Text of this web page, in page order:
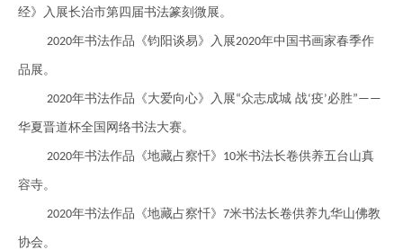
经》入展长治市第四届书法篆刻微展。
2020年书法作品《钧阳谈易》入展2020年中国书画家春季作
品展。
2020年书法作品《大爱向心》入展“众志成城 战‘疫’必胜”——
华夏晋道杯全国网络书法大赛。
2020年书法作品《地藏占察忏》 10米书法长卷供养五台山真
容寺。
2020年书法作品《地藏占察忏》 7米书法长卷供养九华山佛教
协会。